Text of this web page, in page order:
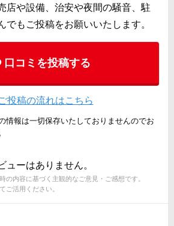
店や設備、治安や夜間の騒音、駐
でもご投稿をお願いいたします。
口コミを投稿する
投稿の流れはこちら
情報は一切保存いたしておりませんのでお
ューはありません。
の内容に基づく主観的なご意見・ご感想です。
ご活用ください。